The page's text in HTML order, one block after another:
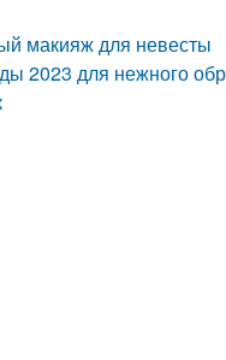
макияж для невесты
для нежного